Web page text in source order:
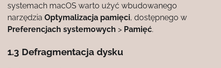
systemach macOS warto użyć wbudowanego
narzędzia Optymalizacja pamięci, dostępnego w
Preferencjach systemowych > Pamięć.
1.3 Defragmentacja dysku